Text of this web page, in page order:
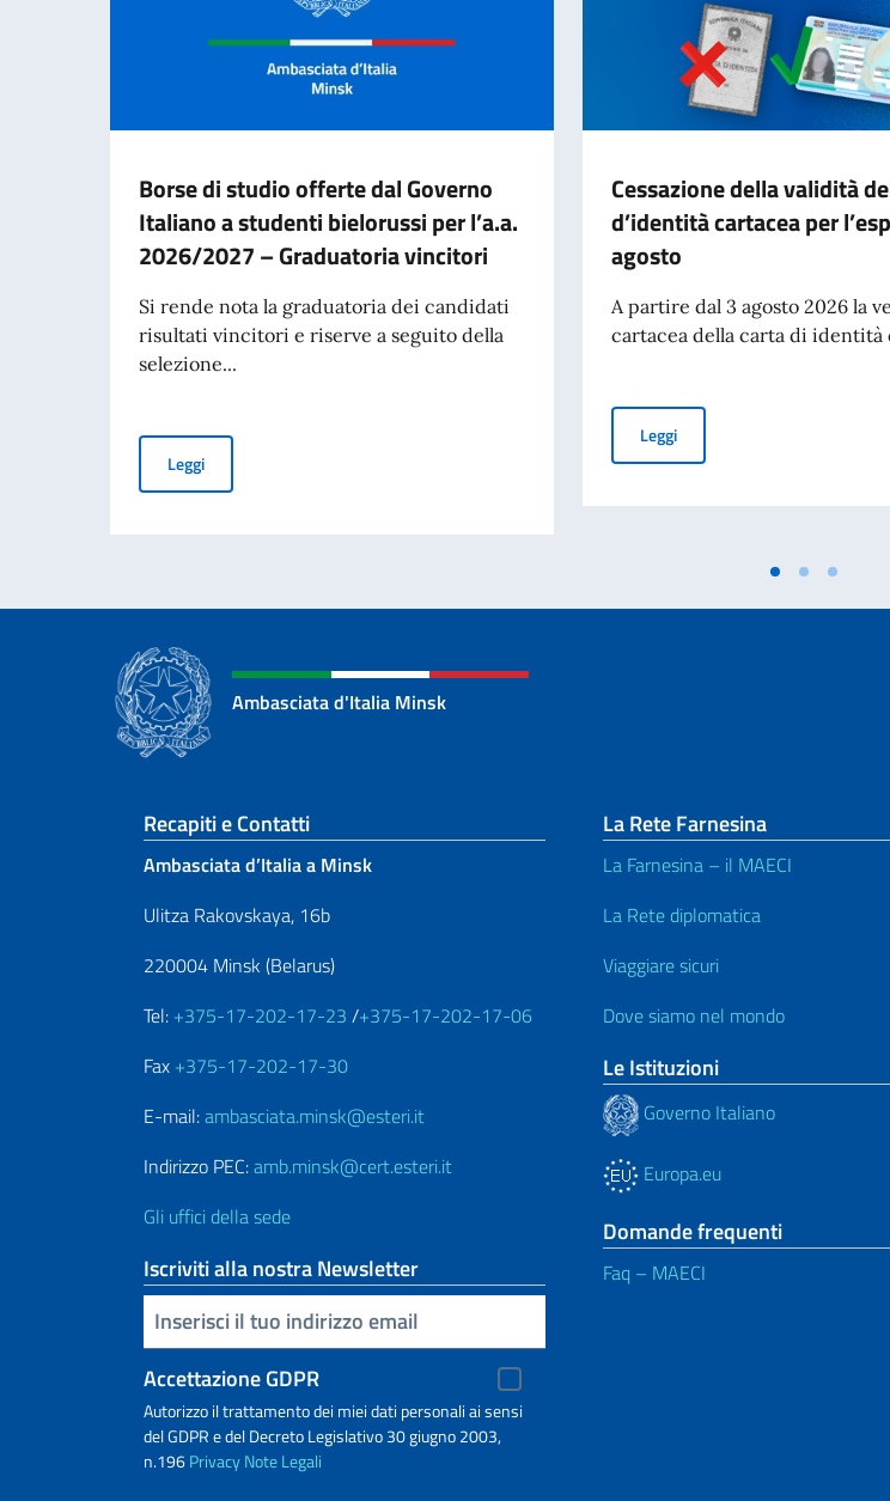
Borse di studio offerte dal Governo
Italiano a studenti bielorussi per l’a.a.
2026/2027 – Graduatoria vincitori
Si rende nota la graduatoria dei candidati
risultati vincitori e riserve a seguito della
selezione...
LeggiBorse di studio offerte dal Governo Italiano a studenti bielorussi per l’a.a. 2026/2027 –
Cessazione della validità
d’identità cartacea per
agosto
A partire dal 3 agosto 2026 la
cartacea della carta di identità
LeggiCessazione della validità
Ambasciata d'Italia Minsk
Sezione footer
Recapiti e Contatti
Ambasciata d’Italia a Minsk
Ulitza Rakovskaya, 16b
220004 Minsk (Belarus)
Tel: +375-17-202-17-23 /+375-17-202-17-06
Fax +375-17-202-17-30
E-mail:ambasciata.minsk@esteri.it
Indirizzo PEC:amb.minsk@cert.esteri.it
Gli uffici della sede
Iscriviti alla nostra Newsletter
Inserisci la tua email
Accettazione GDPR
Autorizzo il trattamento dei miei dati personali ai sensi
del GDPR e del Decreto Legislativo 30 giugno 2003,
n.196PrivacyNote Legali
La Rete Farnesina
La Farnesina – il MAECI
La Rete diplomatica
Viaggiare sicuri
Dove siamo nel mondo
Le Istituzioni
Governo Italiano
Europa.eu
Domande frequenti
Faq – MAECI